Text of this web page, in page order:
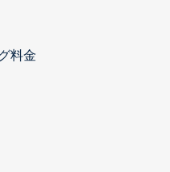
料金